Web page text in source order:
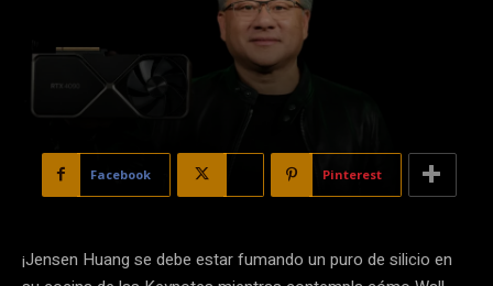
Facebook Pinterest
¡Jensen Huang se debe estar fumando un puro de silicio en